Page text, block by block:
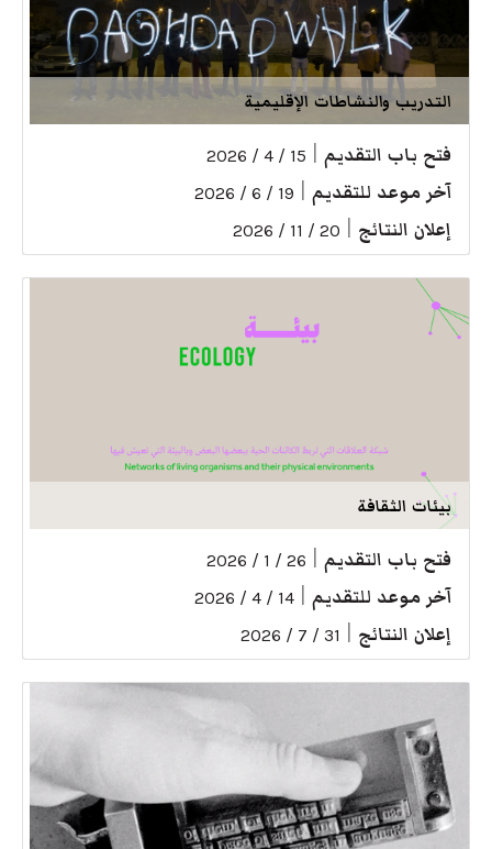
التدريب والنشاطات الإقليمية
فتح باب التقديم 15 / 4 / 2026
آخر موعد للتقديم 19 / 6 / 2026
إعلان النتائج 20 / 11 / 2026
بيئات الثقافة
فتح باب التقديم 26 / 1 / 2026
آخر موعد للتقديم 14 / 4 / 2026
إعلان النتائج 31 / 7 / 2026